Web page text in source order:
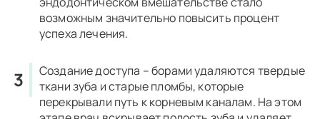
возможным значительно повысить процент
успеха лечения.
Создание доступа – борами удаляются твердые
ткани зуба и старые пломбы, которые
перекрывали путь к корневым каналам. На этом